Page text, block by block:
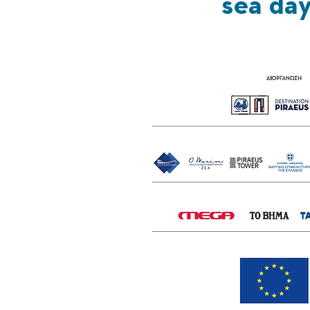
sea